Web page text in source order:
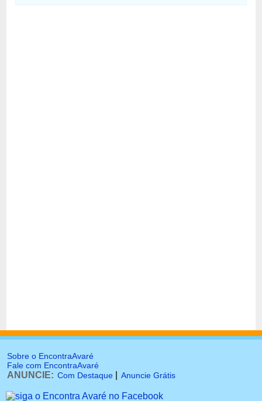
Sobre o EncontraAvaré
Fale com EncontraAvaré
ANUNCIE: Com Destaque Anuncie Grátis